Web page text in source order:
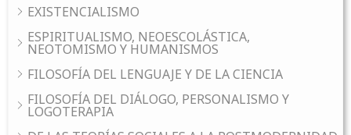
EXISTENCIALISMO
ESPIRITUALISMO, NEOESCOLÁSTICA,
NEOTOMISMO Y HUMANISMOS
FILOSOFÍA DEL LENGUAJE Y DE LA CIENCIA
FILOSOFÍA DEL DIÁLOGO, PERSONALISMO Y
LOGOTERAPIA